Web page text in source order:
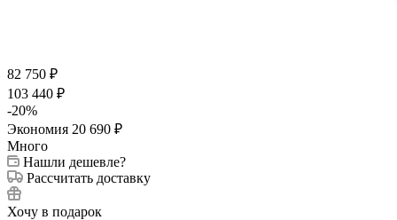
82 750 ₽
103 440 ₽
-20%
Экономия 20 690 ₽
Много
Нашли дешевле?
Рассчитать доставку
Хочу в подарок